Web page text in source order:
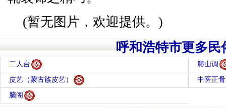
(暂无图片，欢迎提供。)
呼和浩特市更多民
二人台 爬山调
皮艺（蒙古族皮艺） 中医正
脑阁